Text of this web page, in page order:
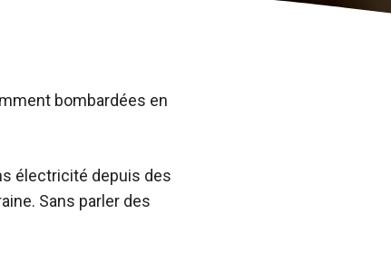
bombardées en
électricité depuis des
Sans parler des